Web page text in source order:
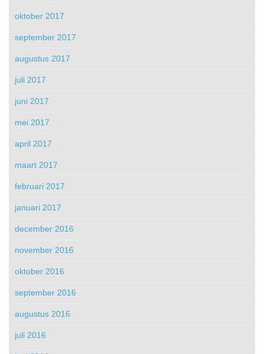
oktober 2017
september 2017
augustus 2017
juli 2017
juni 2017
mei 2017
april 2017
maart 2017
februari 2017
januari 2017
december 2016
november 2016
oktober 2016
september 2016
augustus 2016
juli 2016